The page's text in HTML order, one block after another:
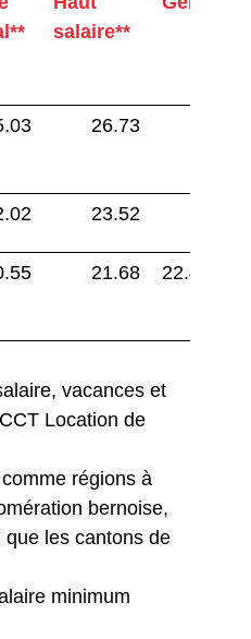
salaire**
26.73
23.52
21.68 22.45***
vacances et
Location de
régions à
bernoise,
que les cantons de
minimum